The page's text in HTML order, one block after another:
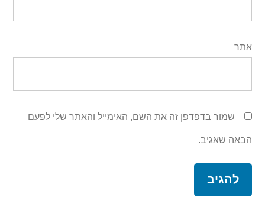
אתר
שמור בדפדפן זה את השם, האימייל והאתר שלי לפעם
הבאה שאגיב.